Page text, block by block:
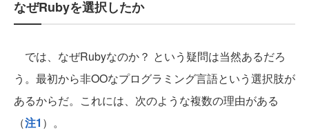
なぜRubyを選択したか
では、なぜRubyなのか？ という疑問は当然あるだろ
う。最初から非OOなプログラミング言語という選択肢が
あるからだ。これには、次のような複数の理由がある
（注1 ）。